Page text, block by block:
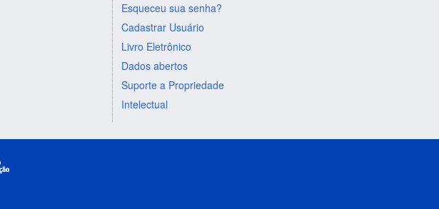
Esqueceu sua senha?
Cadastrar Usuário
Livro Eletrônico
Dados abertos
Suporte a Propriedade
Intelectual